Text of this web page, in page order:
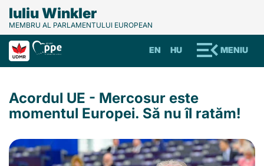
Iuliu Winkler
MEMBRU AL PARLAMENTULUI EUROPEAN
MENIU
HU
EN
Acordul UE - Mercosur este
momentul Europei. Să nu îl ratăm!